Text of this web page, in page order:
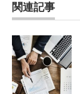
ブ
ッ
が
公
開
さ
れ
関連記事